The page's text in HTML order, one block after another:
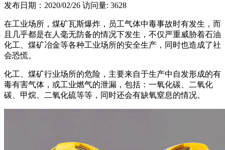
发布日期：2020/02/26 访问量: 3628
在工业场所，煤矿瓦斯爆炸，员工气体中毒事故时有发生，而
且几乎都是在人毫无防备的情况下发生，不仅严重威胁着石油
化工、煤矿冶金等各种工业场所的安全生产，同时也造成了社
会恐慌。
化工、煤矿行业场所的危险，主要来自于生产中自发形成的有
毒有害气体，或工业燃气的泄漏，包括：一氧化碳、二氧化
碳、甲烷、二氧化硫等等，同时还会有缺氧窒息的情况。